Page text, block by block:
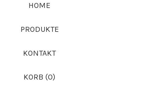
HOME
PRODUKTE
KONTAKT
KORB (0)